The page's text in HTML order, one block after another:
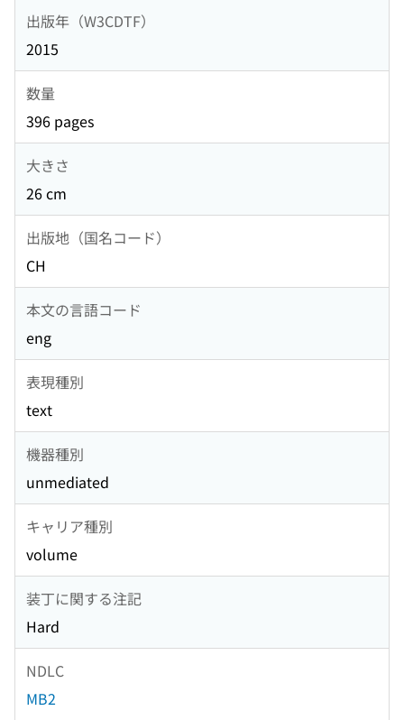
出版年（W3CDTF）
2015
数量
396 pages
大きさ
26 cm
出版地（国名コード）
CH
本文の言語コード
eng
表現種別
text
機器種別
unmediated
キャリア種別
volume
装丁に関する注記
Hard
NDLC
MB2